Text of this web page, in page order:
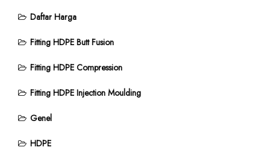
Daftar Harga
Fitting HDPE Butt Fusion
Fitting HDPE Compression
Fitting HDPE Injection Moulding
Genel
HDPE